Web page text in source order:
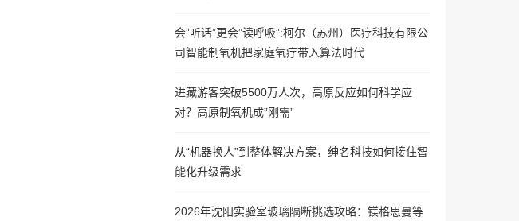
会”听话”更会”读呼吸”:柯尔（苏州）医疗科技有限公
司智能制氧机把家庭氧疗带入算法时代
进藏游客突破5500万人次，高原反应如何科学应
对？高原制氧机成”刚需”
从“机器换人”到整体解决方案，绅名科技如何接住智
能化升级需求
2026年沈阳实验室玻璃隔断挑选攻略：镁格思曼等